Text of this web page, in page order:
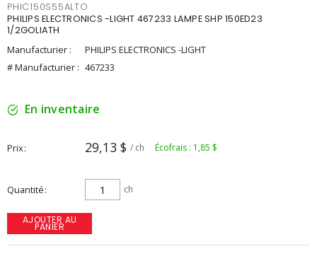
PHIC150S55ALTO
PHILIPS ELECTRONICS -LIGHT 467233 LAMPE SHP 150ED23
1/2GOLIATH
Manufacturier :
PHILIPS ELECTRONICS -LIGHT
# Manufacturier : 467233
En inventaire
Prix 29,13 $ / ch Écofrais : 1,85 $
Quantité ch
AJOUTER AU
PANIER